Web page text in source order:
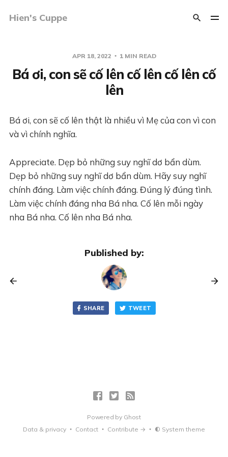
Hien's Cuppe
APR 18, 2022 1 MIN READ
Bá ơi, con sẽ cố lên cố lên cố lên cố
lên
Bá ơi, con sẽ cố lên thật là nhiều vì Mẹ của con vì con
và vì chính nghĩa.
Appreciate. Dẹp bỏ những suy nghĩ dơ bẩn dùm.
Dẹp bỏ những suy nghĩ dơ bẩn dùm. Hãy suy nghĩ
chính đáng. Làm việc chính đáng. Đúng lý đúng tình.
Làm việc chính đáng nha Bá nha. Cố lên mỗi ngày
nha Bá nha. Cố lên nha Bá nha.
Published by:
SHARE TWEET
Powered by Ghost
Data & privacy
Contact Contribute → System theme